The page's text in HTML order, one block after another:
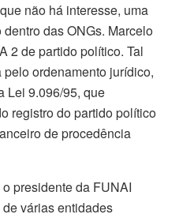
não há interesse, uma
das ONGs. Marcelo
2 de partido político. Tal
ordenamento jurídico,
Lei 9.096/95, que
registro do partido político
de procedência
presidente da FUNAI
várias entidades